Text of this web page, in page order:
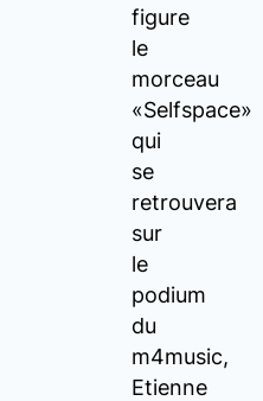
figure
le
morceau
«Selfspace»
qui
se
retrouvera
sur
le
podium
du
m4music,
Etienne